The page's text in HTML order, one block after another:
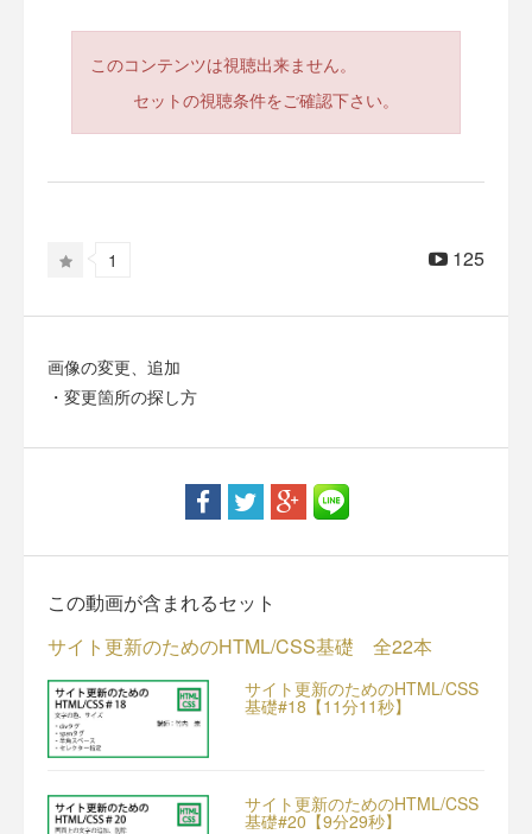
このコンテンツは視聴出来ません。
セットの視聴条件をご確認下さい。
1 125
画像の変更、追加
・変更箇所の探し方
この動画が含まれるセット
サイト更新のためのHTML/CSS基礎 全22本
サイト更新のためのHTML/CSS
基礎#18【11分11秒】
サイト更新のためのHTML/CSS
基礎#20【9分29秒】